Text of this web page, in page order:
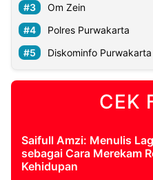
Om Zein
Polres Purwakarta
Diskominfo Purwakarta
CEK
Saifull Amzi: Menulis
sebagai Cara Merekam
Kehidupan